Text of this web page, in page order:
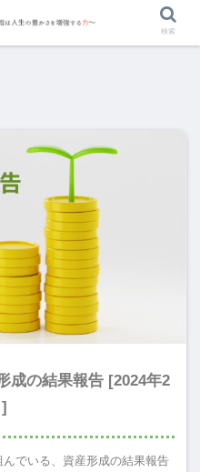
成の結果報告 [2024年2
でいる、資産形成の結果報告
検索